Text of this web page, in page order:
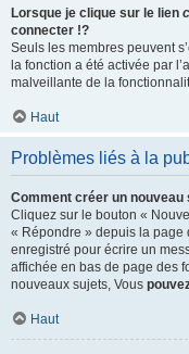
Lorsque je clique sur le lien
connecter !?
Seuls les membres peuvent
la fonction a été activée par
malveillante de la
Haut
Problèmes liés à la
Comment créer un
Cliquez sur le bouton «
« Répondre » depuis la page
enregistré pour écrire un
affichée en bas de page des
nouveaux sujets, Vous
Haut